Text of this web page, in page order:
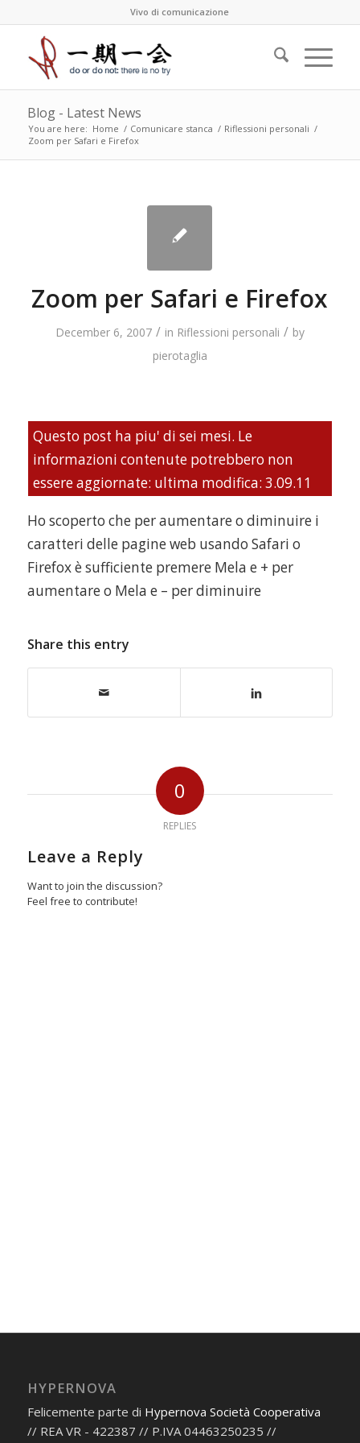
Vivo di comunicazione
Blog - Latest News
You are here: Home / Comunicare stanca / Riflessioni personali /
Zoom per Safari e Firefox
Zoom per Safari e Firefox
December 6, 2007 / in Riflessioni personali / by
pierotaglia
Questo post ha piu' di sei mesi. Le
informazioni contenute potrebbero non
essere aggiornate: ultima modifica: 3.09.11
Ho scoperto che per aumentare o diminuire i
caratteri delle pagine web usando Safari o
Firefox è sufficiente premere Mela e + per
aumentare o Mela e – per diminuire
Share this entry
0
REPLIES
Leave a Reply
Want to join the discussion?
Feel free to contribute!
HYPERNOVA
Felicemente parte di Hypernova Società Cooperativa
// REA VR - 422387 // P.IVA 04463250235 //